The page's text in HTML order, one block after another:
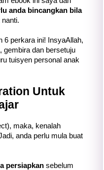
anda bincangkan bila
nanti.
6 perkara ini! InsyaAllah,
gembira dan bersetuju
tuisyen personal anak
Untuk
maka, kenalah
anda perlu mula buat
persiapkan sebelum